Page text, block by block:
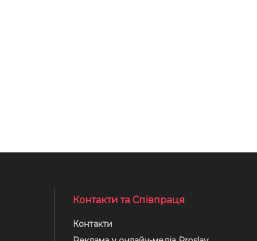
Контакти та Співпраця
Контакти